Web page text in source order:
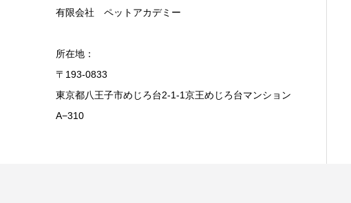
有限会社 ペットアカデミー
所在地：
〒193-0833
東京都八王子市めじろ台2-1-1京王めじろ台マンション
A−310